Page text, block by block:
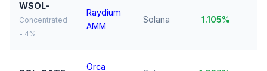
WSOL-
Concentrated
- 4%
Raydium
AMM
Solana 1.105%
Orca